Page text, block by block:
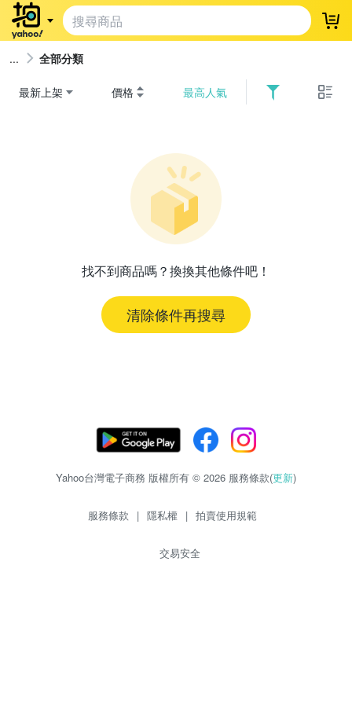
登
全部分類
最新上架 價格 最高人氣
找不到商品嗎？換換其他條件吧！
清除條件再搜尋
Yahoo台灣電子商務 版權所有 © 2026 服務條款(更新)
服務條款 | 隱私權 | 拍賣使用規範
交易安全